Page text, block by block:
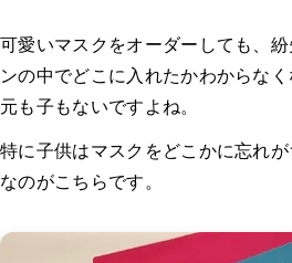
可愛いマスクをオーダーしても、
ンの中でどこに入れたかわからな
元も子もないですよね。
特に子供はマスクをどこかに忘れ
なのがこちらです。